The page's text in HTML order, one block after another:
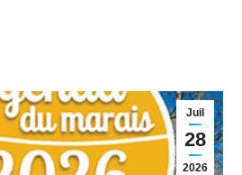
Juil
28
2026